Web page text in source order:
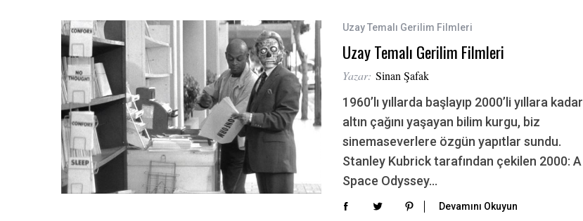
Uzay Temalı Gerilim Filmleri
Uzay Temalı Gerilim Filmleri
Yazar: Sinan Şafak
1960’lı yıllarda başlayıp 2000’li yıllara kadar
altın çağını yaşayan bilim kurgu, biz
sinemaseverlere özgün yapıtlar sundu.
Stanley Kubrick tarafından çekilen 2000: A
Space Odyssey…
Devamını Okuyun